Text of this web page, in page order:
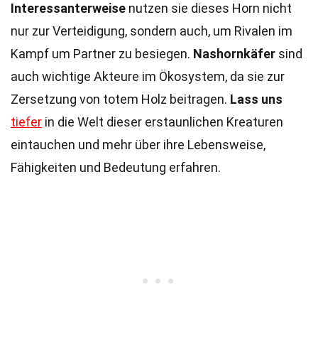
Interessanterweise nutzen sie dieses Horn nicht
nur zur Verteidigung, sondern auch, um Rivalen im
Kampf um Partner zu besiegen. Nashornkäfer sind
auch wichtige Akteure im Ökosystem, da sie zur
Zersetzung von totem Holz beitragen. Lass uns
tiefer in die Welt dieser erstaunlichen Kreaturen
eintauchen und mehr über ihre Lebensweise,
Fähigkeiten und Bedeutung erfahren.